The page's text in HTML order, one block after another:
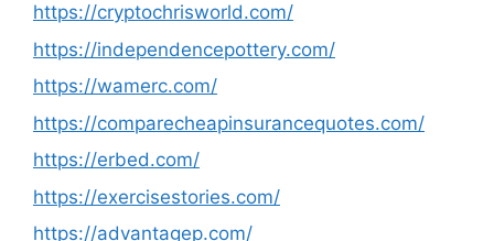
https://cryptochrisworld.com/
https://independencepottery.com/
https://wamerc.com/
https://comparecheapinsurancequotes.com/
https://erbed.com/
https://exercisestories.com/
https://advantagep.com/